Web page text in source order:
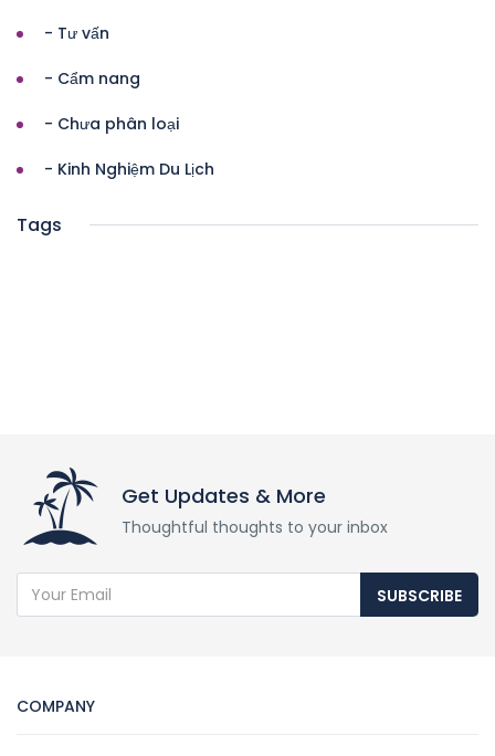
- Tư vấn
- Cẩm nang
- Chưa phân loại
- Kinh Nghiệm Du Lịch
Tags
Get Updates & More
Thoughtful thoughts to your inbox
SUBSCRIBE
COMPANY